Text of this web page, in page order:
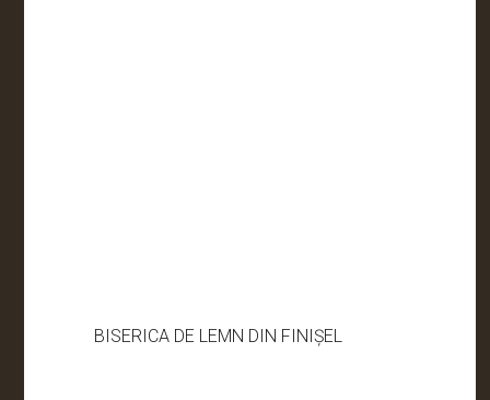
BISERICA DE LEMN DIN FINIȘEL